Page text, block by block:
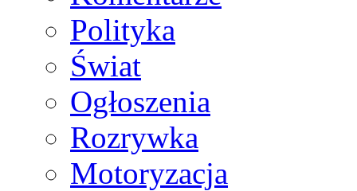
Polityka
Świat
Ogłoszenia
Rozrywka
Motoryzacja